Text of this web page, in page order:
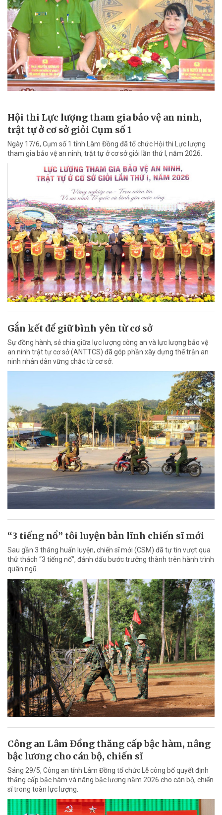
Hội thi Lực lượng tham gia bảo vệ an ninh,
trật tự ở cơ sở giỏi Cụm số 1
Ngày 17/6, Cụm số 1 tỉnh Lâm Đồng đã tổ chức Hội thi Lực lượng
tham gia bảo vệ an ninh, trật tự ở cơ sở giỏi lần thứ I, năm 2026.
Gắn kết để giữ bình yên từ cơ sở
Sự đồng hành, sẻ chia giữa lực lượng công an và lực lượng bảo vệ
an ninh trật tự cơ sở (ANTTCS) đã góp phần xây dựng thế trận an
ninh nhân dân vững chắc từ cơ sở.
“3 tiếng nổ” tôi luyện bản lĩnh chiến sĩ mới
Sau gần 3 tháng huấn luyện, chiến sĩ mới (CSM) đã tự tin vượt qua
thử thách “3 tiếng nổ”, đánh dấu bước trưởng thành trên hành trình
quân ngũ.
Công an Lâm Đồng thăng cấp bậc hàm, nâng
bậc lương cho cán bộ, chiến sĩ
Sáng 29/5, Công an tỉnh Lâm Đồng tổ chức Lễ công bố quyết định
thăng cấp bậc hàm và nâng bậc lương năm 2026 cho cán bộ, chiến
sĩ trong toàn lực lượng.